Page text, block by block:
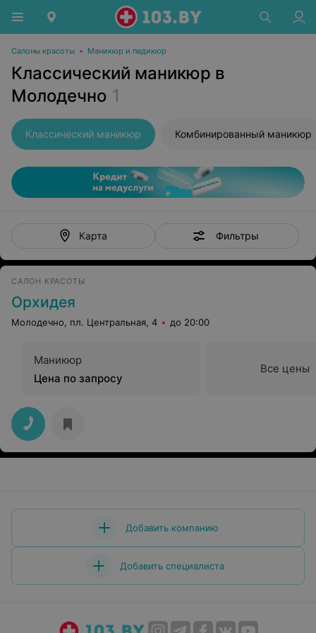
Салоны красоты • Маникюр и педикюр
Классический маникюр в
Молодечно 1
Классический маникюр Комбинированный маникюр
Карта Фильтры
САЛОН КРАСОТЫ
Орхидея
Молодечно, пл. Центральная, 4 до 20:00
Маникюр
Цена по запросу
Все цены
Добавить компанию
Добавить специалиста